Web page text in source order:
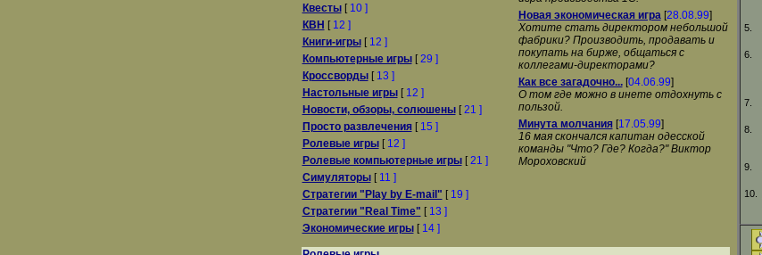
5.
6.
7.
8.
9.
10.
Квесты[ 10 ]
КВН [ 12 ]
Книги-игры[ 12 ]
Компьютерные игры[29 ]
Кроссворды[ 13 ]
Настольные игры[ 12 ]
Новости, обзоры, солюшены[21 ]
Просто развлечения[ 15 ]
Ролевые игры[ 12 ]
Ролевые компьютерные игры[21 ]
Симуляторы[ 11 ]
Стратегии "Play by E-mail" [ 19 ]
Стратегии "Real Time" [ 13 ]
Экономические игры[ 14 ]
Новая экономическая игра[28.08.99]
Хотите стать директором небольшой
фабрики? Производить, продавать и
покупать на бирже, общаться с
коллегами-директорами?
Как все загадочно...[04.06.99]
О том где можно в инете отдохнуть с
пользой.
Минута молчания[17.05.99]
16 мая скончался капитан одесской
команды "Что? Где? Когда?" Виктор
Мороховский